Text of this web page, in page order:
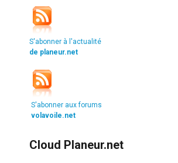
S'abonner à l'actualité
de planeur.net
S'abonner aux forums
volavoile.net
Cloud Planeur.net